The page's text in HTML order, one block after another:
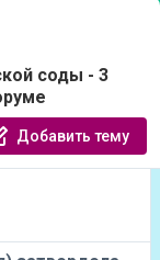
соды - 3
Добавить тему